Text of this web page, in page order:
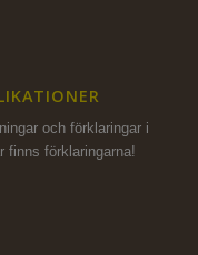
och förklaringar i
finns förklaringarna!